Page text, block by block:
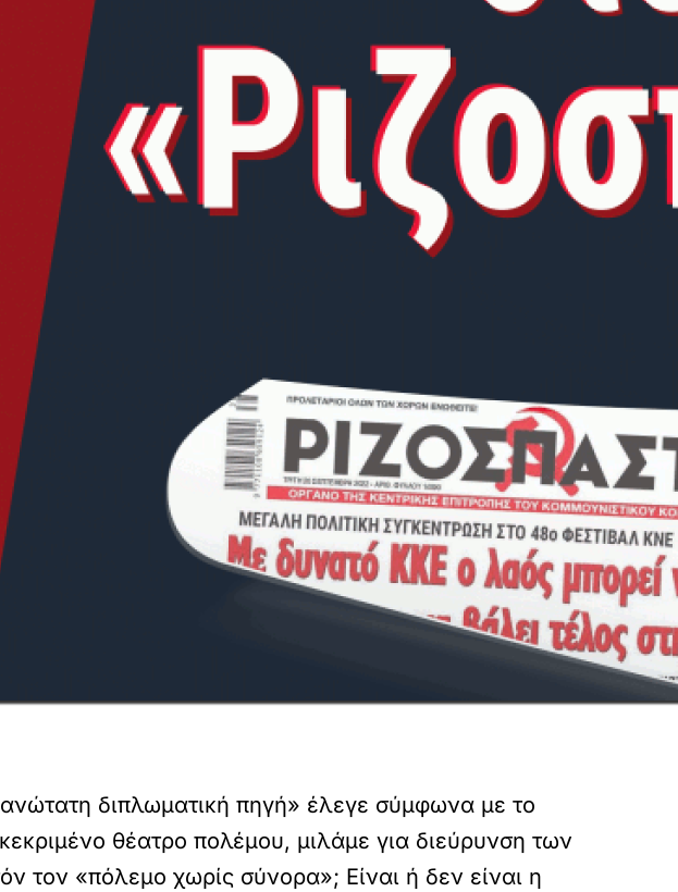
διπλωματική πηγή» έλεγε σύμφωνα με το
θέατρο πολέμου, μιλάμε για διεύρυνση των
τον «πόλεμο χωρίς σύνορα»; Είναι ή δεν είναι η